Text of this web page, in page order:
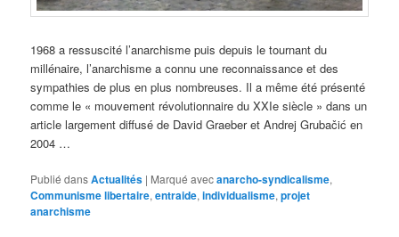
1968 a ressuscité l’anarchisme puis depuis le tournant du
millénaire, l’anarchisme a connu une reconnaissance et des
sympathies de plus en plus nombreuses. Il a même été présenté
comme le « mouvement révolutionnaire du XXIe siècle » dans un
article largement diffusé de David Graeber et Andrej Grubačić en
2004 …
Publié dansActualités | Marqué avecanarcho-syndicalisme,
Communisme libertaire,entraide,individualisme,projet
anarchisme